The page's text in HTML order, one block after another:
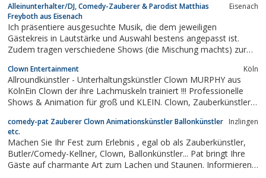
längst vergangene Zeiten wieder auferstehen. Die Musik reicht
von poetischen Balladen bis zu...
Alleinunterhalter/DJ, Comedy-Zauberer & Parodist Matthias
Freyboth aus Eisenach
Eisenach
Ich präsentiere ausgesuchte Musik, die dem jeweiligen
Gästekreis in Lautstärke und Auswahl bestens angepasst ist.
Zudem tragen verschiedene Shows (die Mischung machts) zur
„Comedy-Stand-Up-Zaubershow“ sowie meine preisgekrönten
"Kerkeling-Parodie-Show(s)"...
Clown Entertainment Köln
Allroundkünstler - Unterhaltungskünstler Clown MURPHY aus
KölnEin Clown der ihre Lachmuskeln trainiert !!! Professionelle
Shows & Animation für groß und KLEIN. Clown, Zauberkünstler,
Pantomime, Komiker, Ballon-Künstler, Kinderclown,
Zauberkünstler,...
comedy-pat Zauberer Clown Animationskünstler Ballonkünstler
etc.
Inzlingen
Machen Sie Ihr Fest zum Erlebnis , egal ob als Zauberkünstler,
Butler/Comedy-Kellner, Clown, Ballonkünstler... Pat bringt Ihre
Gäste auf charmante Art zum Lachen und Staunen. Informieren